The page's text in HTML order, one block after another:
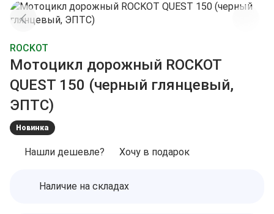
ROCKOT
Мотоцикл дорожный ROCKOT
QUEST 150 (черный глянцевый,
ЭПТС)
Новинка
Нашли дешевле? Хочу в подарок
Наличие на складах